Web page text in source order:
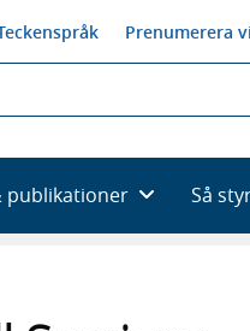
Prenumerera
publikationer Så